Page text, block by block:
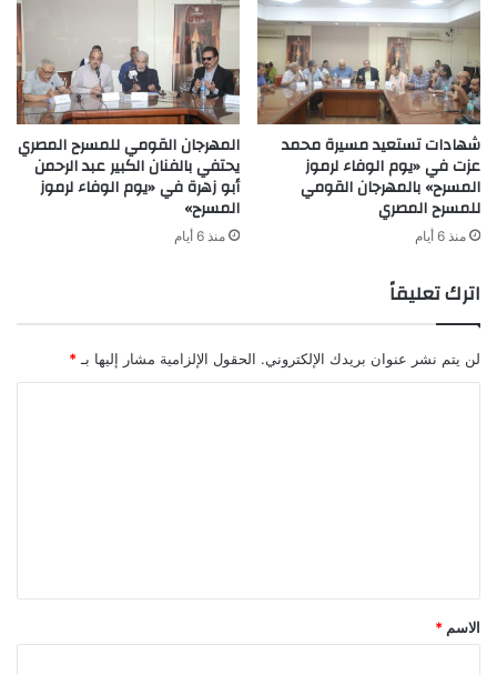
شهادات تستعيد مسيرة محمد
عزت في «يوم الوفاء لرموز
المسرح» بالمهرجان القومي
للمسرح المصري
منذ 6 أيام
المهرجان القومي للمسرح المصري
يحتفي بالفنان الكبير عبد الرحمن
أبو زهرة في «يوم الوفاء لرموز
المسرح»
منذ 6 أيام
اترك تعليقاً
لن يتم نشر عنوان بريدك الإلكتروني. الحقول الإلزامية مشار إليها بـ *
ق
*
الاسم *